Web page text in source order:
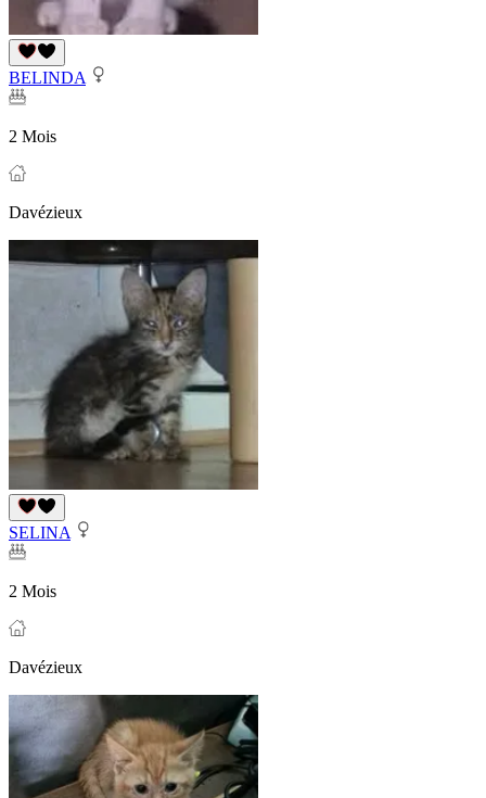
BELINDA
2 Mois
Davézieux
SELINA
2 Mois
Davézieux